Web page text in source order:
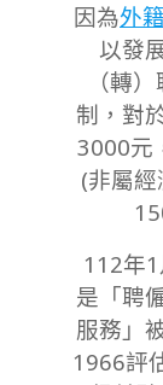
因為外
以發
（轉
制，對
3000元
(非屬
112年
是「聘
服務」
1966評